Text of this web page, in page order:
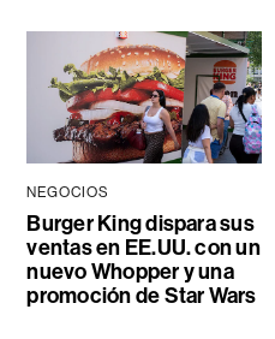
NEGOCIOS
Burger King dispara sus
ventas en EE.UU. con un
nuevo Whopper y una
promoción de Star Wars